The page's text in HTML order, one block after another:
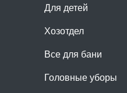
Для детей
Хозотдел
Все для бани
Головные уборы